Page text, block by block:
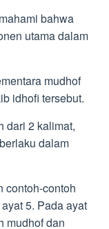
bahwa
utama dalam
mudhof
idhofi tersebut.
dari 2 kalimat,
dalam
contoh-contoh
5. Pada ayat
mudhof dan